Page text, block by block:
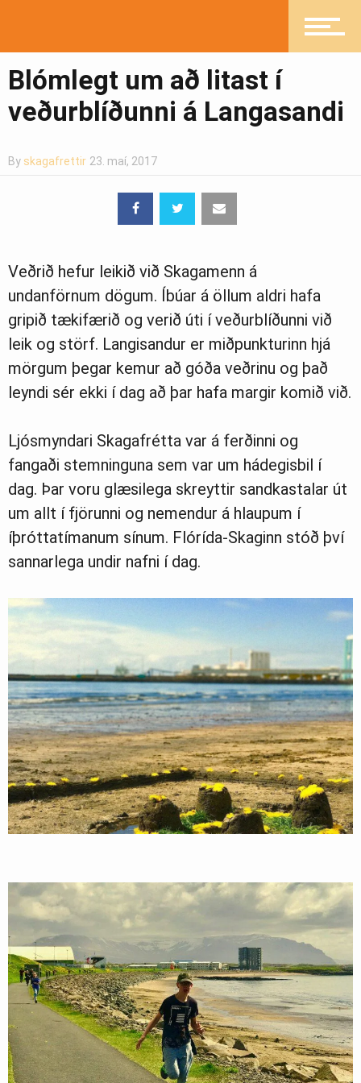
Pistlar
Greinasafn
Ljósmyndasafn
Blómlegt um að litast í
veðurblíðunni á Langasandi
By skagafrettir 23. maí, 2017
Veðrið hefur leikið við Skagamenn á
undanförnum dögum. Íbúar á öllum aldri hafa
gripið tækifærið og verið úti í veðurblíðunni við
leik og störf. Langisandur er miðpunkturinn hjá
mörgum þegar kemur að góða veðrinu og það
leyndi sér ekki í dag að þar hafa margir komið við.
Ljósmyndari Skagafrétta var á ferðinni og
fangaði stemninguna sem var um hádegisbil í
dag. Þar voru glæsilega skreyttir sandkastalar út
um allt í fjörunni og nemendur á hlaupum í
íþróttatímanum sínum. Flórída-Skaginn stóð því
sannarlega undir nafni í dag.